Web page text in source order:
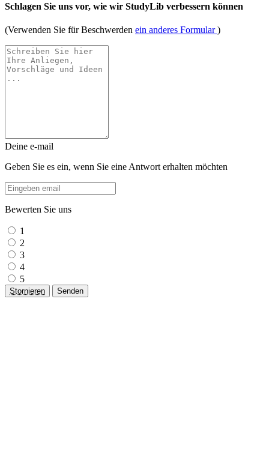
Schlagen Sie uns vor, wie wir StudyLib verbessern können
(Verwenden Sie für Beschwerden ein anderes Formular)
Deine e-mail
Geben Sie es ein, wenn Sie eine Antwort erhalten möchten
Bewerten Sie uns
1
2
3
4
5
Stornieren Senden